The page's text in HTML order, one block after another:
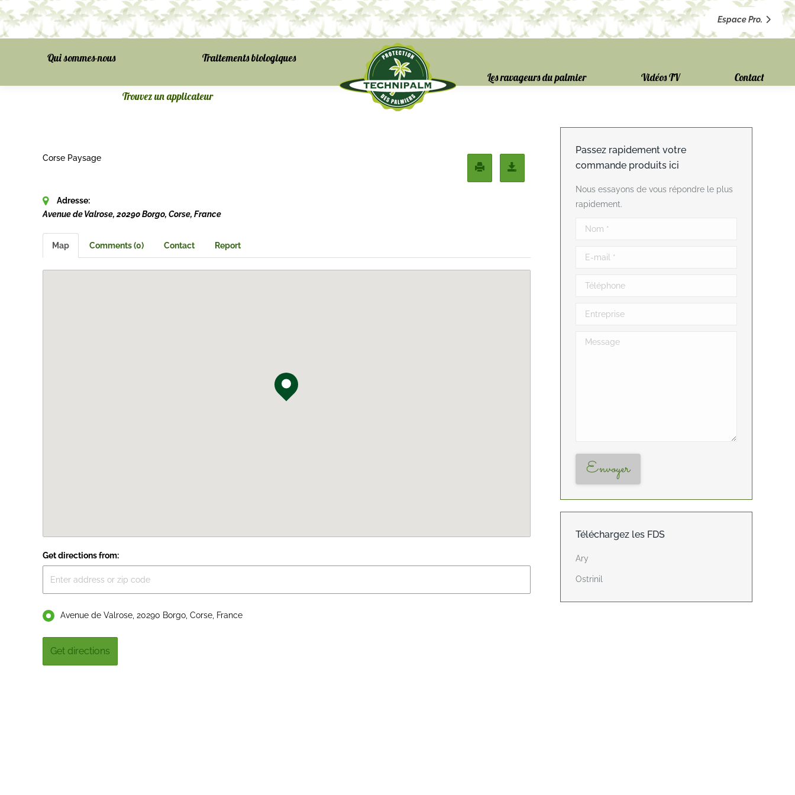
Espace Pro.
Qui sommes-nous Traitements biologiques
Trouvez un applicateur
Les ravageurs du palmier Vidéos TV Contact
Corse Paysage
Adresse:
Avenue de Valrose, 20290 Borgo, Corse, France
Map Comments (0) Contact Report
Get directions from:
Avenue de Valrose, 20290 Borgo, Corse, France
Passez rapidement votre
commande produits ici
Nous essayons de vous répondre le plus
rapidement.
Nom *
E-mail *
Téléphone
Entreprise
Message
Envoyer
Téléchargez les FDS
Ary
Ostrinil